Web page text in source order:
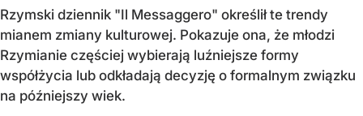
Rzymski dziennik "Il Messaggero" określił te trendy
mianem zmiany kulturowej. Pokazuje ona, że młodzi
Rzymianie częściej wybierają luźniejsze formy
współżycia lub odkładają decyzję o formalnym związku
na późniejszy wiek.